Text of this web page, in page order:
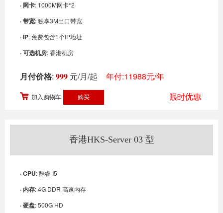
· 网卡: 1000M网卡*2
· 带宽: 独享3M出口带宽
· IP: 免费包含1个IP地址
· 可选机房: 香港机房
月付价格: 999 元/月/起 年付:11988元/年
加入购物车
香港HKS-Server 03 型
· CPU: 酷睿 I5
· 内存: 4G DDR 高速内存
· 硬盘: 500G HD